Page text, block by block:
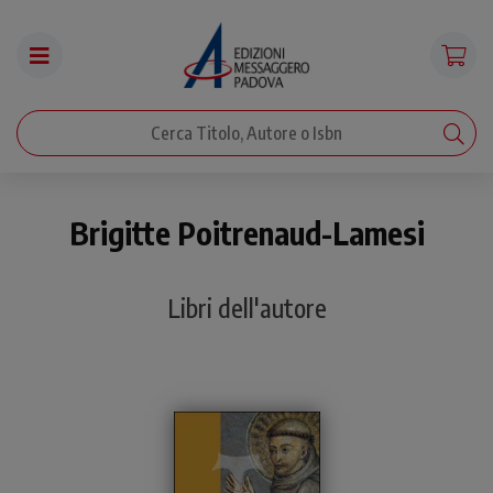
Brigitte Poitrenaud-Lamesi
Libri dell'autore